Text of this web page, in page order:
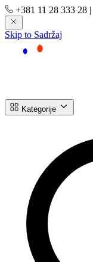
+381 11 28 333 28 |
Skip to Sadržaj
Kategorije